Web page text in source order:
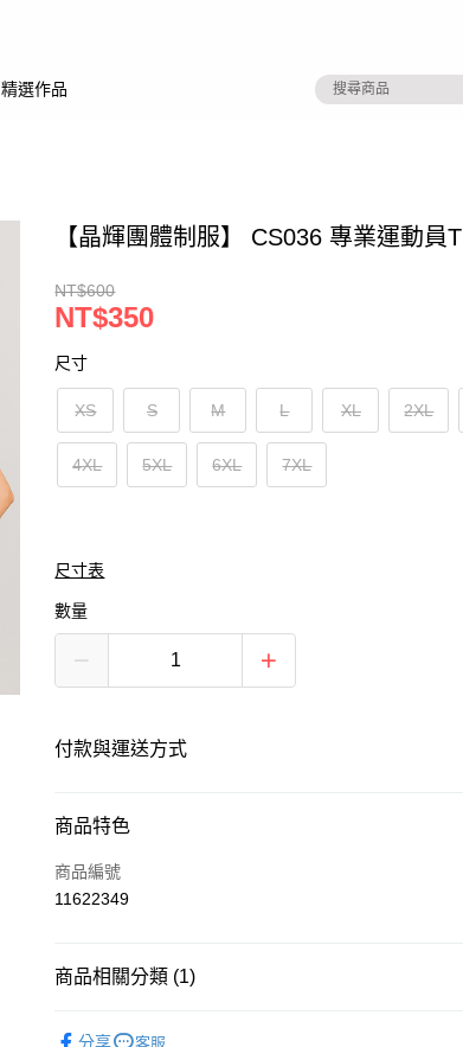
精選作品
【晶輝團體制服】 CS036 專業運動員T
NT$600
NT$350
尺寸
XS S M L XL 2XL
4XL 5XL 6XL 7XL
尺寸表
數量
付款與運送方式
付款方式
信用卡一次付款
黑貓
商品特色
商品編號
11622349
商品相關分類 (1)
分享
客服